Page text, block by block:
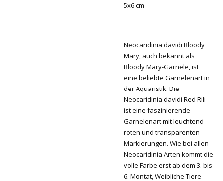
5x6 cm
Neocaridinia davidi Bloody
Mary, auch bekannt als
Bloody Mary-Garnele, ist
eine beliebte Garnelenart in
der Aquaristik. Die
Neocaridinia davidi Red Rili
ist eine faszinierende
Garnelenart mit leuchtend
roten und transparenten
Markierungen. Wie bei allen
Neocaridinia Arten kommt die
volle Farbe erst ab dem 3. bis
6. Montat, Weibliche Tiere